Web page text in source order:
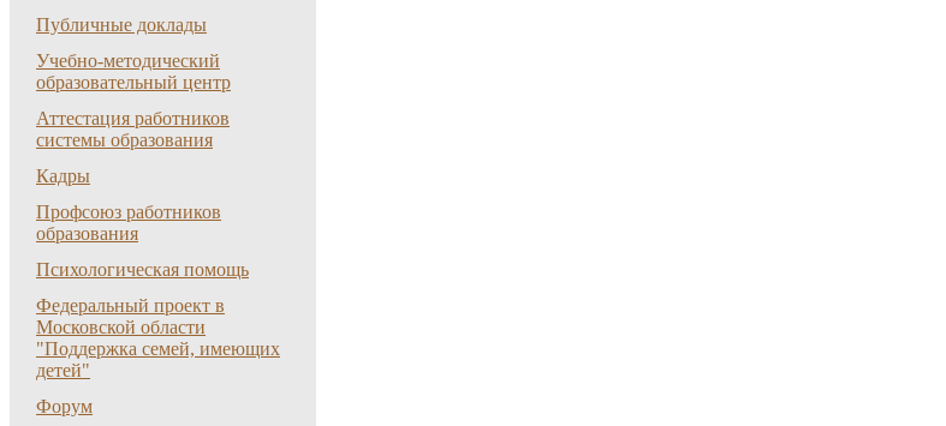
Публичные доклады
Учебно-методический
образовательный центр
Аттестация работников
системы образования
Кадры
Профсоюз работников
образования
Психологическая помощь
Федеральный проект в
Московской области
"Поддержка семей, имеющих
детей"
Форум